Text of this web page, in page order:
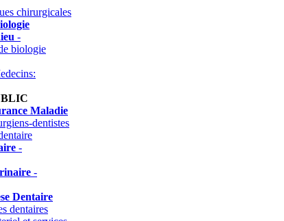
chirurgicales
-
biologie
Maladie
dentistes
-
-
Dentaire
dentaires